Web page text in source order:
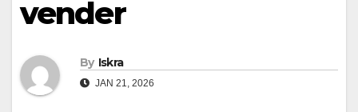
vender
By Iskra
JAN 21, 2026